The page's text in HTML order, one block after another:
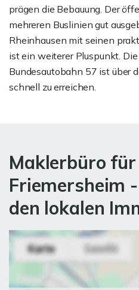
prägen die Bebauung. Der
mehreren Buslinien gut
Rheinhausen mit seinen
ist ein weiterer Pluspunkt.
Bundesautobahn 57 ist über
schnell zu erreichen.
Maklerbüro
Friemersheim
den lokalen